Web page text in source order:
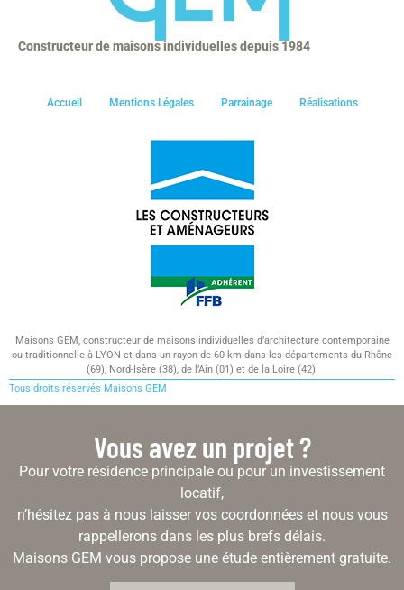
Constructeur de maisons individuelles depuis 1984
Accueil Mentions Légales Parrainage Réalisations
Maisons GEM, constructeur de maisons individuelles d’architecture contemporaine
ou traditionnelle à LYON et dans un rayon de 60 km dans les départements du Rhône
(69), Nord-Isère (38), de l’Ain (01) et de la Loire (42).
Tous droits réservés Maisons GEM
Vous avez un projet ?
Pour votre résidence principale ou pour un investissement
locatif,
n’hésitez pas à nous laisser vos coordonnées et nous vous
rappellerons dans les plus brefs délais.
Maisons GEM vous propose une étude entièrement gratuite.